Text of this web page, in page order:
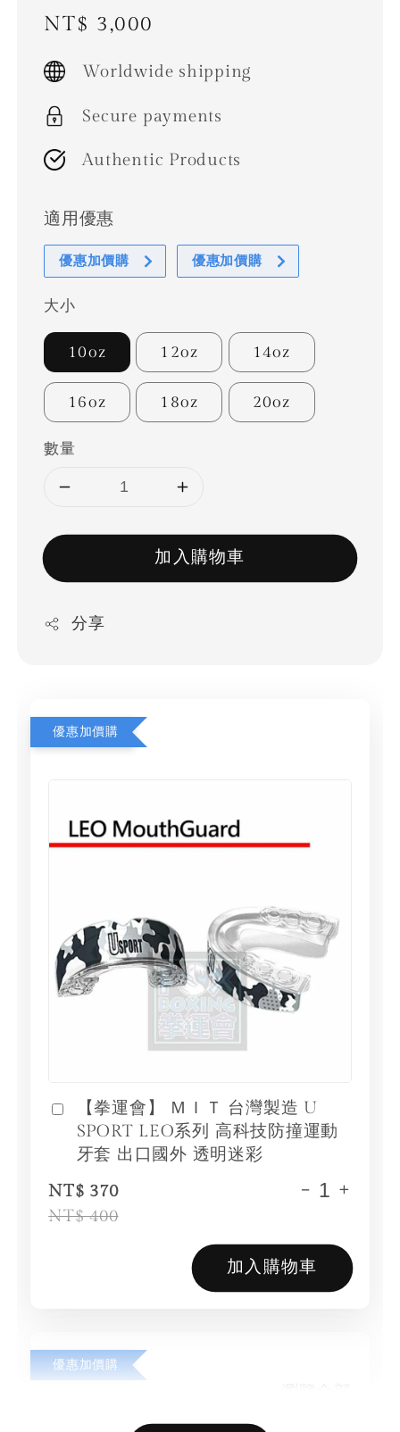
Regular
price
NT$ 3,000
Worldwide shipping
Secure payments
Authentic Products
適用優惠
優惠加價購 優惠加價購
大小
10oz 12oz 14oz
16oz 18oz 20oz
數量
加入購物車
分享
優惠加價購
【拳運會】 ＭＩＴ 台灣製造 U
SPORT LEO系列 高科技防撞運動
牙套 出口國外 透明迷彩
NT$ 370
NT$ 400
- +
加入購物車
優惠加價購